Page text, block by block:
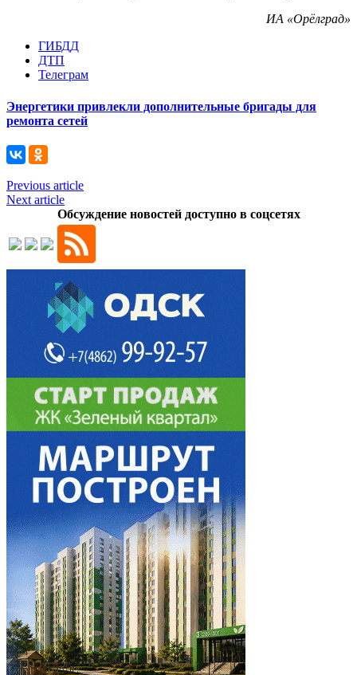
ИА «Орёлград»
ГИБДД
ДТП
Телеграм
Энергетики привлекли дополнительные бригады для
ремонта сетей
Previous article
Next article
Обсуждение новостей доступно в соцсетях